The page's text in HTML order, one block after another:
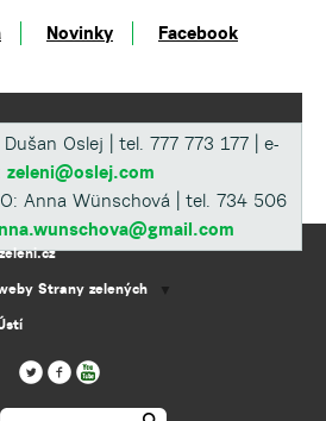
Novinky Facebook
Oslej | tel. 777 773 177 | e-
zeleni@oslej.com
Anna Wünschová | tel. 734 506
Strany zelených
▼